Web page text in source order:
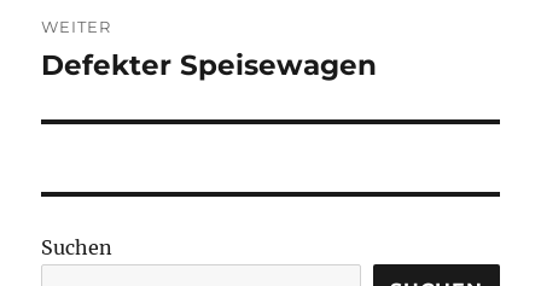
WEITER
Nächster
Defekter Speisewagen
Suchen